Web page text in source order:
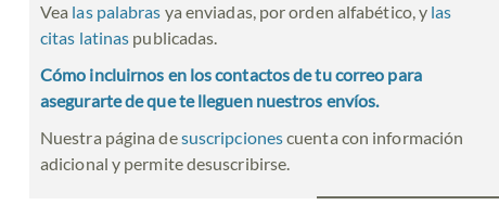
Vea las palabras ya enviadas, por orden alfabético, y las
citas latinas publicadas.
Cómo incluirnos en los contactos de tu correo para
asegurarte de que te lleguen nuestros envíos.
Nuestra página desuscripcionescuenta con información
adicional y permite desuscribirse.